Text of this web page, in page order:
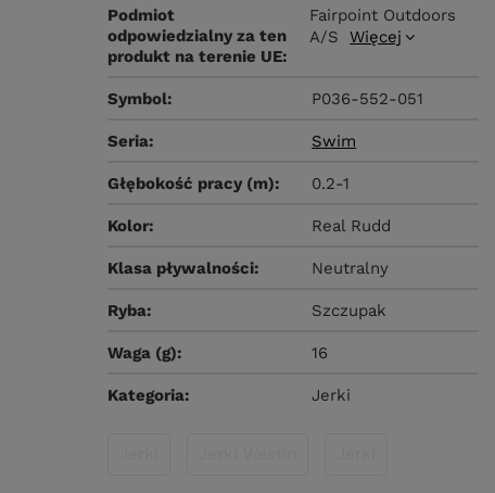
Podmiot
odpowiedzialny za ten
produkt na terenie UE
Fairpoint Outdoors
A/S
Więcej
Symbol P036-552-051
Seria Swim
Głębokość pracy (m) 0.2-1
Kolor Real Rudd
Klasa pływalności Neutralny
Ryba Szczupak
Waga (g) 16
Kategoria Jerki